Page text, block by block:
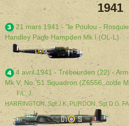
1941
21 mars 1941 - "le Poulou -
Handley Page Hampden Mk I (OL-L)
4 avril 1941 - Trébeurden (22) -
Mk V, No. 51 Squadron (Z6556, code
F/L. J.
HARRINGTON, Sgt J.K. PURDON, Sgt D.G.